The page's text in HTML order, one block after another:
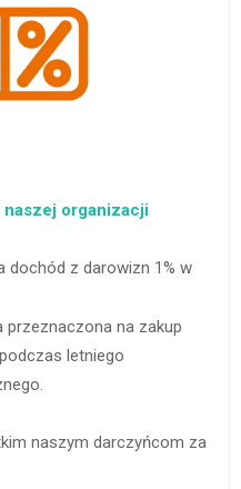
naszej organizacji
dochód z darowizn 1% w
przeznaczona na zakup
letniego
naszym darczyńcom za